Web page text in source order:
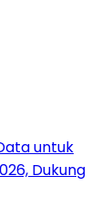
untuk
Dukung